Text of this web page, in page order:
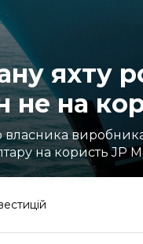
яхту
не на
на користь JP